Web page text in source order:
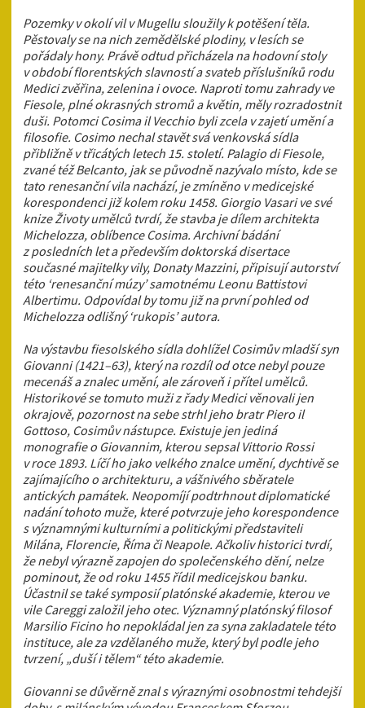
Pozemky v okolí vil v Mugellu sloužily k potěšení těla.
Pěstovaly se na nich zemědělské plodiny, v lesích se
pořádaly hony. Právě odtud přicházela na hodovní stoly
v období florentských slavností a svateb příslušníků rodu
Medici zvěřina, zelenina i ovoce. Naproti tomu zahrady ve
Fiesole, plné okrasných stromů a květin, měly rozradostnit
duši. Potomci Cosima il Vecchio byli zcela v zajetí umění a
filosofie. Cosimo nechal stavět svá venkovská sídla
přibližně v třicátých letech 15. století. Palagio di Fiesole,
zvané též Belcanto, jak se původně nazývalo místo, kde se
tato renesanční vila nachází, je zmíněno v medicejské
korespondenci již kolem roku 1458. Giorgio Vasari ve své
knize Životy umělců tvrdí, že stavba je dílem architekta
Michelozza, oblíbence Cosima. Archivní bádání
z posledních let a především doktorská disertace
současné majitelky vily, Donaty Mazzini, připisují autorství
této ‘renesanční múzy’ samotnému Leonu Battistovi
Albertimu. Odpovídal by tomu již na první pohled od
Michelozza odlišný ‘rukopis’ autora.
Na výstavbu fiesolského sídla dohlížel Cosimův mladší syn
Giovanni (1421–63), který na rozdíl od otce nebyl pouze
mecenáš a znalec umění, ale zároveň i přítel umělců.
Historikové se tomuto muži z řady Medici věnovali jen
okrajově, pozornost na sebe strhl jeho bratr Piero il
Gottoso, Cosimův nástupce. Existuje jen jediná
monografie o Giovannim, kterou sepsal Vittorio Rossi
v roce 1893. Líčí ho jako velkého znalce umění, dychtivě se
zajímajícího o architekturu, a vášnivého sběratele
antických památek. Neopomíjí podtrhnout diplomatické
nadání tohoto muže, které potvrzuje jeho korespondence
s významnými kulturními a politickými představiteli
Milána, Florencie, Říma či Neapole. Ačkoliv historici tvrdí,
že nebyl výrazně zapojen do společenského dění, nelze
pominout, že od roku 1455 řídil medicejskou banku.
Účastnil se také symposií platónské akademie, kterou ve
vile Careggi založil jeho otec. Významný platónský filosof
Marsilio Ficino ho nepokládal jen za syna zakladatele této
instituce, ale za vzdělaného muže, který byl podle jeho
tvrzení, „duší i tělem“ této akademie.
Giovanni se důvěrně znal s výraznými osobnostmi tehdejší